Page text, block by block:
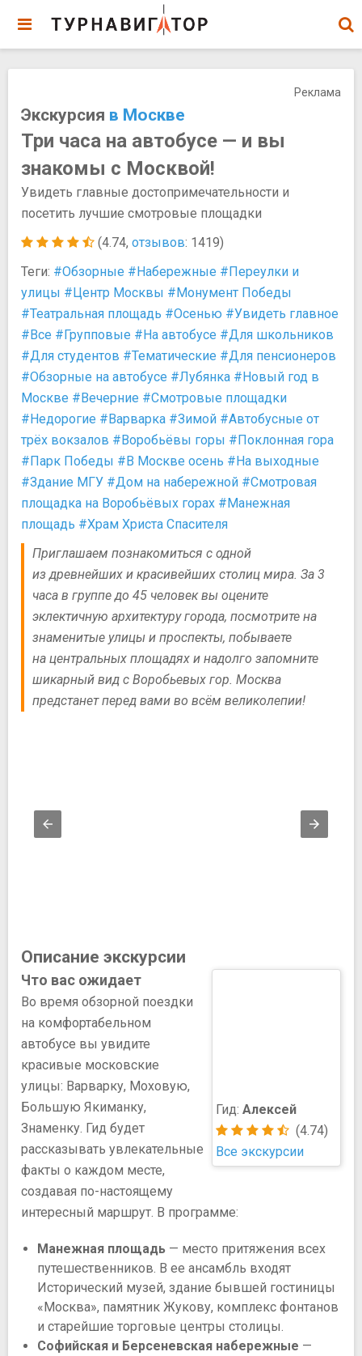
Реклама
Экскурсия в Москве
Три часа на автобусе — и вы
знакомы с Москвой!
Увидеть главные достопримечательности и
посетить лучшие смотровые площадки
(4.74, отзывов: 1419)
Теги: #Обзорные #Набережные #Переулки и
улицы #Центр Москвы #Монумент Победы
#Театральная площадь #Осенью #Увидеть главное
#Все #Групповые #На автобусе #Для школьников
#Для студентов #Тематические #Для пенсионеров
#Обзорные на автобусе #Лубянка #Новый год в
Москве #Вечерние #Смотровые площадки
#Недорогие #Варварка #Зимой #Автобусные от
трёх вокзалов #Воробьёвы горы #Поклонная гора
#Парк Победы #В Москве осень #На выходные
#Здание МГУ #Дом на набережной #Смотровая
площадка на Воробьёвых горах #Манежная
площадь #Храм Христа Спасителя
Приглашаем познакомиться с одной
из древнейших и красивейших столиц мира. За 3
часа в группе до 45 человек вы оцените
эклектичную архитектуру города, посмотрите на
знаменитые улицы и проспекты, побываете
на центральных площадях и надолго запомните
шикарный вид с Воробьевых гор. Москва
предстанет перед вами во всём великолепии!
Описание экскурсии
Гид: Алексей
(4.74)
Все экскурсии
Что вас ожидает
Во время обзорной поездки
на комфортабельном
автобусе вы увидите
красивые московские
улицы: Варварку, Моховую,
Большую Якиманку,
Знаменку. Гид будет
рассказывать увлекательные
факты о каждом месте,
создавая по-настоящему
интересный маршрут. В программе:
Манежная площадь — место притяжения всех
путешественников. В ее ансамбль входят
Исторический музей, здание бывшей гостиницы
«Москва», памятник Жукову, комплекс фонтанов
и старейшие торговые центры столицы.
Софийская и Берсеневская набережные —